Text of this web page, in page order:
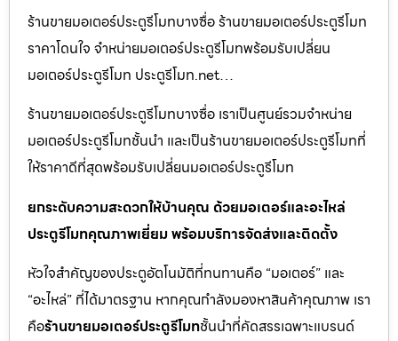
ร้านขายมอเตอร์ประตูรีโมทบางซื่อ ร้านขายมอเตอร์ประตูรีโมท
ราคาโดนใจ จำหน่ายมอเตอร์ประตูรีโมทพร้อมรับเปลี่ยน
มอเตอร์ประตูรีโมท ประตูรีโมท.net…
ร้านขายมอเตอร์ประตูรีโมทบางซื่อ เราเป็นศูนย์รวมจำหน่าย
มอเตอร์ประตูรีโมทชั้นนำ และเป็นร้านขายมอเตอร์ประตูรีโมทที่
ให้ราคาดีที่สุดพร้อมรับเปลี่ยนมอเตอร์ประตูรีโมท
ยกระดับความสะดวกให้บ้านคุณ ด้วยมอเตอร์และอะไหล่
ประตูรีโมทคุณภาพเยี่ยม พร้อมบริการจัดส่งและติดตั้ง
หัวใจสำคัญของประตูอัตโนมัติที่ทนทานคือ “มอเตอร์” และ
“อะไหล่” ที่ได้มาตรฐาน หากคุณกำลังมองหาสินค้าคุณภาพ เรา
คือร้านขายมอเตอร์ประตูรีโมทชั้นนำที่คัดสรรเฉพาะแบรนด์